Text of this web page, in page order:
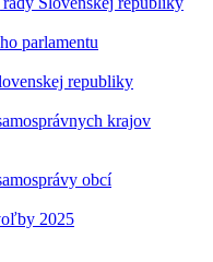
parlamentu
republiky
krajov
obcí
2025